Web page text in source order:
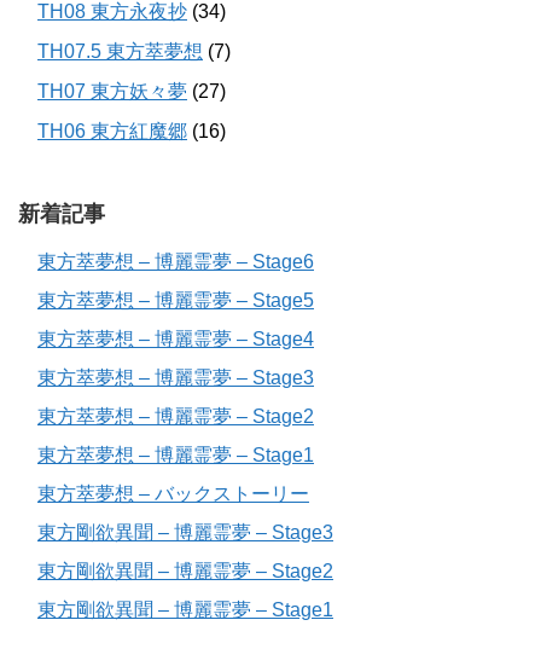
TH08 東方永夜抄 (34)
TH07.5 東方萃夢想 (7)
TH07 東方妖々夢 (27)
TH06 東方紅魔郷 (16)
新着記事
東方萃夢想 – 博麗霊夢 – Stage6
東方萃夢想 – 博麗霊夢 – Stage5
東方萃夢想 – 博麗霊夢 – Stage4
東方萃夢想 – 博麗霊夢 – Stage3
東方萃夢想 – 博麗霊夢 – Stage2
東方萃夢想 – 博麗霊夢 – Stage1
東方萃夢想 – バックストーリー
東方剛欲異聞 – 博麗霊夢 – Stage3
東方剛欲異聞 – 博麗霊夢 – Stage2
東方剛欲異聞 – 博麗霊夢 – Stage1